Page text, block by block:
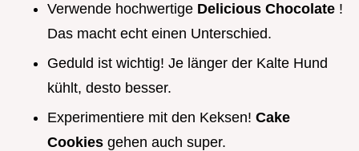
Verwende hochwertige Delicious Chocolate !
Das macht echt einen Unterschied.
Geduld ist wichtig! Je länger der Kalte Hund
kühlt, desto besser.
Experimentiere mit den Keksen! Cake
Cookies gehen auch super.